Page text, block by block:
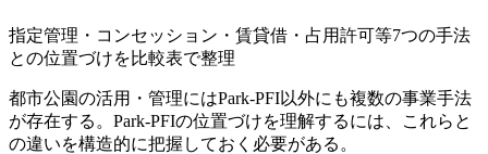
指定管理・コンセッション・賃貸借・占用許可等7つの手法
との位置づけを比較表で整理
都市公園の活用・管理にはPark-PFI以外にも複数の事業手法
が存在する。Park-PFIの位置づけを理解するには、これらと
の違いを構造的に把握しておく必要がある。